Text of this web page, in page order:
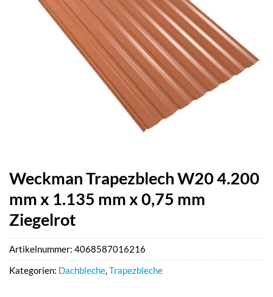
Weckman Trapezblech W20 4.200
mm x 1.135 mm x 0,75 mm
Ziegelrot
Artikelnummer: 4068587016216
Kategorien: Dachbleche,Trapezbleche